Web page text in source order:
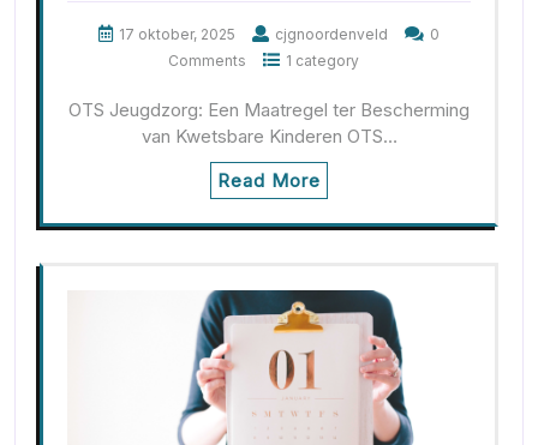
17 oktober, 2025 cjgnoordenveld
0
Comments
1 category
OTS Jeugdzorg: Een Maatregel ter Bescherming
van Kwetsbare Kinderen OTS…
Read More